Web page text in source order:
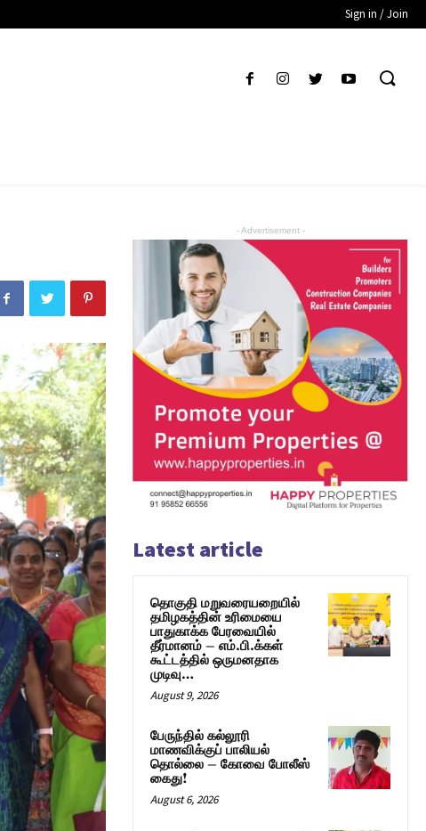
Sign in / Join
- Advertisement -
Latest article
தொகுதி மறுவரையறையில்
தமிழகத்தின் உரிமையை
பாதுகாக்க பேரவையில்
தீர்மானம் – எம்.பி.க்கள்
கூட்டத்தில் ஒருமனதாக
முடிவு…
August 9, 2026
பேருந்தில் கல்லூரி
மாணவிக்குப் பாலியல்
தொல்லை – கோவை போலீஸ்
கைது!
August 6, 2026